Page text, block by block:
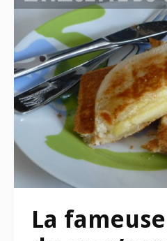
La